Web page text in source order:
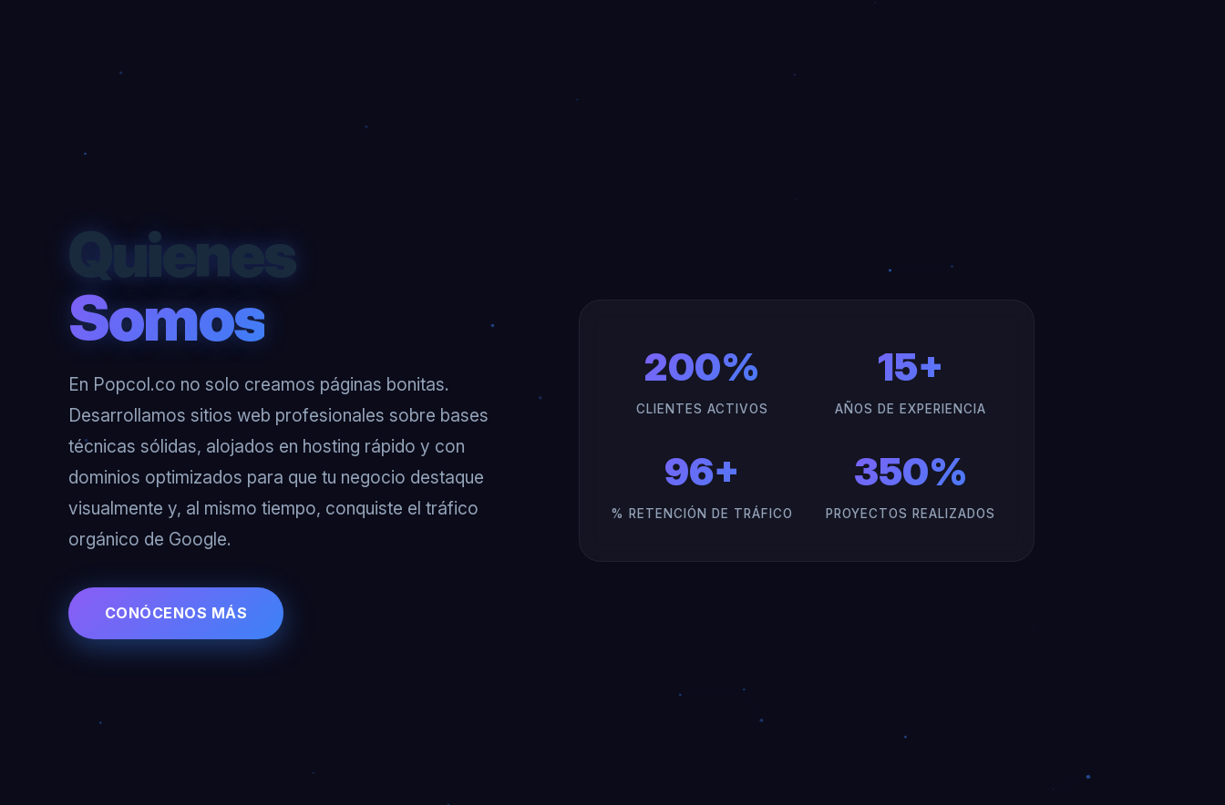
Quienes
Somos
En Popcol.co no solo creamos páginas bonitas.
Desarrollamos sitios web profesionales sobre bases
técnicas sólidas, alojados en hosting rápido y con
dominios optimizados para que tu negocio destaque
visualmente y, al mismo tiempo, conquiste el tráfico
orgánico de Google.
CONÓCENOS MÁS
200%
CLIENTES ACTIVOS
15+
AÑOS DE EXPERIENCIA
96+
% RETENCIÓN DE TRÁFICO
350%
PROYECTOS REALIZADOS